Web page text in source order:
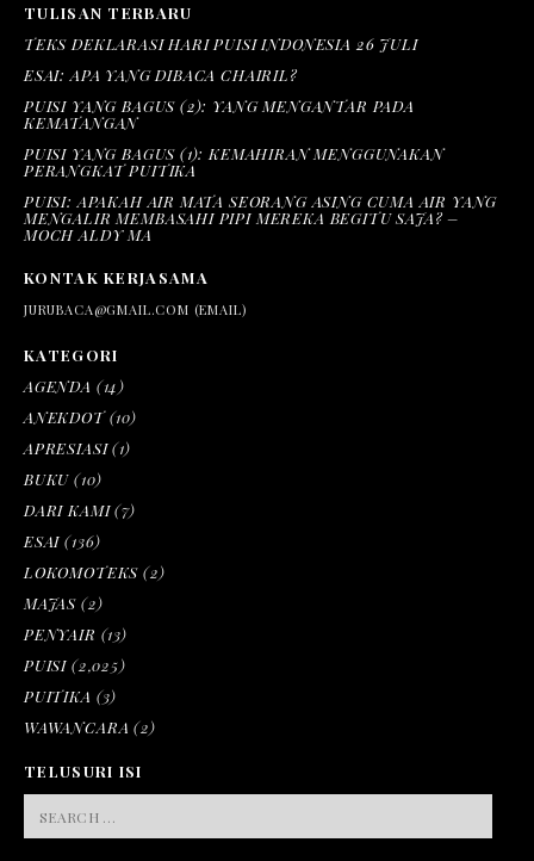
TULISAN TERBARU
TEKS DEKLARASI HARI PUISI INDONESIA 26 JULI
ESAI: APA YANG DIBACA CHAIRIL?
PUISI YANG BAGUS (2): YANG MENGANTAR PADA
KEMATANGAN
PUISI YANG BAGUS (1): KEMAHIRAN MENGGUNAKAN
PERANGKAT PUITIKA
PUISI: APAKAH AIR MATA SEORANG ASING CUMA AIR YANG
MENGALIR MEMBASAHI PIPI MEREKA BEGITU SAJA? –
MOCH ALDY MA
KONTAK KERJASAMA
JURUBACA@GMAIL.COM (EMAIL)
KATEGORI
AGENDA (14)
ANEKDOT(10)
APRESIASI(1)
BUKU (10)
DARI KAMI(7)
ESAI (136)
LOKOMOTEKS (2)
MAJAS (2)
PENYAIR (13)
PUISI (2,025)
PUITIKA (3)
WAWANCARA (2)
TELUSURI ISI
FOR: